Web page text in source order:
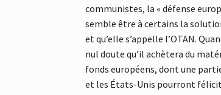
communistes, la « défense
semble être à certains la
et qu’elle s’appelle l’OTAN.
nul doute qu’il achètera du
fonds européens, dont une
et les États-Unis pourront